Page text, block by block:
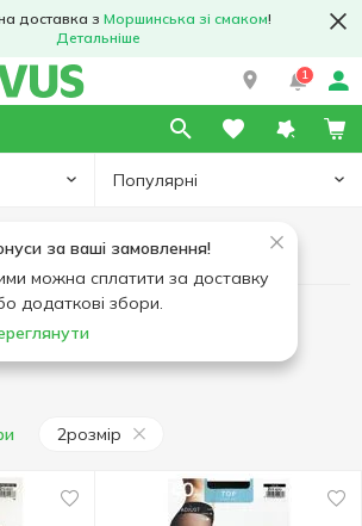
доставка з Моршинська зі смаком!
Детальніше
1
Популярні
за ваші замовлення!
можна сплатити за доставку
додаткові збори.
взуття
Колготки, панчохи
2розмір
2розмір